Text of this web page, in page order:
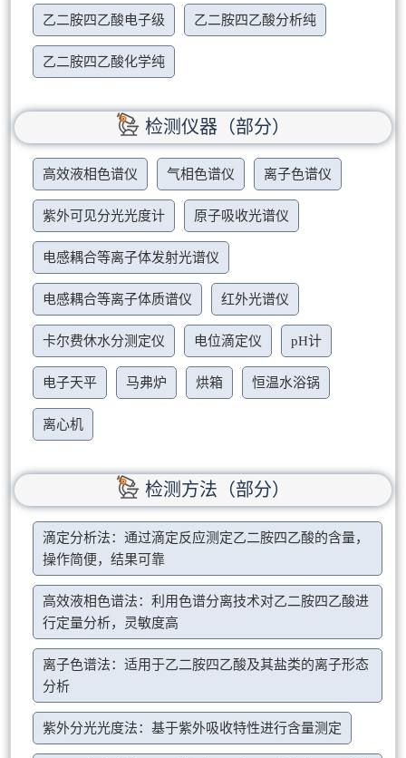
乙二胺四乙酸电子级 乙二胺四乙酸分析纯
乙二胺四乙酸化学纯
检测仪器（部分）
高效液相色谱仪 气相色谱仪 离子色谱仪
紫外可见分光光度计 原子吸收光谱仪
电感耦合等离子体发射光谱仪
电感耦合等离子体质谱仪 红外光谱仪
卡尔费休水分测定仪 电位滴定仪 pH计
电子天平 马弗炉 烘箱 恒温水浴锅
离心机
检测方法（部分）
滴定分析法：通过滴定反应测定乙二胺四乙酸的含量，
操作简便，结果可靠
高效液相色谱法：利用色谱分离技术对乙二胺四乙酸进
行定量分析，灵敏度高
离子色谱法：适用于乙二胺四乙酸及其盐类的离子形态
分析
紫外分光光度法：基于紫外吸收特性进行含量测定